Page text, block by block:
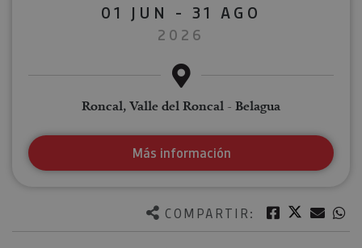
COMPARTIR: Facebook
Twitter
01 JUN - 31 AGO
2026
Roncal, Valle del Roncal - Belagua
Más información